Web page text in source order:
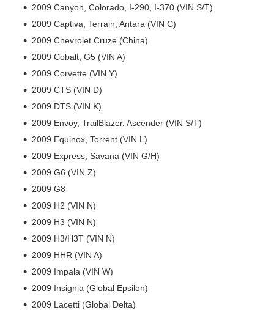
2009 Canyon, Colorado, I-290, I-370 (VIN S/T)
2009 Captiva, Terrain, Antara (VIN C)
2009 Chevrolet Cruze (China)
2009 Cobalt, G5 (VIN A)
2009 Corvette (VIN Y)
2009 CTS (VIN D)
2009 DTS (VIN K)
2009 Envoy, TrailBlazer, Ascender (VIN S/T)
2009 Equinox, Torrent (VIN L)
2009 Express, Savana (VIN G/H)
2009 G6 (VIN Z)
2009 G8
2009 H2 (VIN N)
2009 H3 (VIN N)
2009 H3/H3T (VIN N)
2009 HHR (VIN A)
2009 Impala (VIN W)
2009 Insignia (Global Epsilon)
2009 Lacetti (Global Delta)